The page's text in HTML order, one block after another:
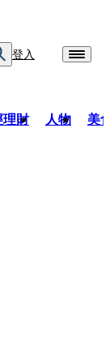
登入
理財 人物 美